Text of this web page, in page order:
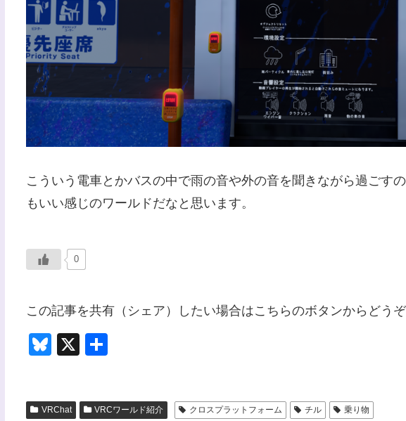
こういう電車とかバスの中で雨の音や外の音を聞きながら過ごす
もいい感じのワールドだなと思います。
0
この記事を共有（シェア）したい場合はこちらのボタンからどうぞ
Bl
sk
X
VRChat VRCワールド紹介 クロスプラットフォーム チル 乗り物